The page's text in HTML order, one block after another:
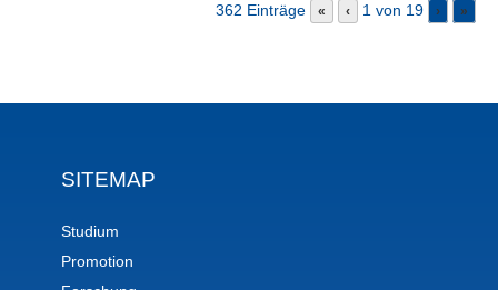
362 Einträge « ‹ 1 von 19 › »
SITEMAP
Studium
Promotion